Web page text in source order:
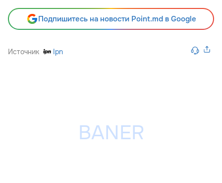
Подпишитесь на новости Point.md в Google
Источник Ipn